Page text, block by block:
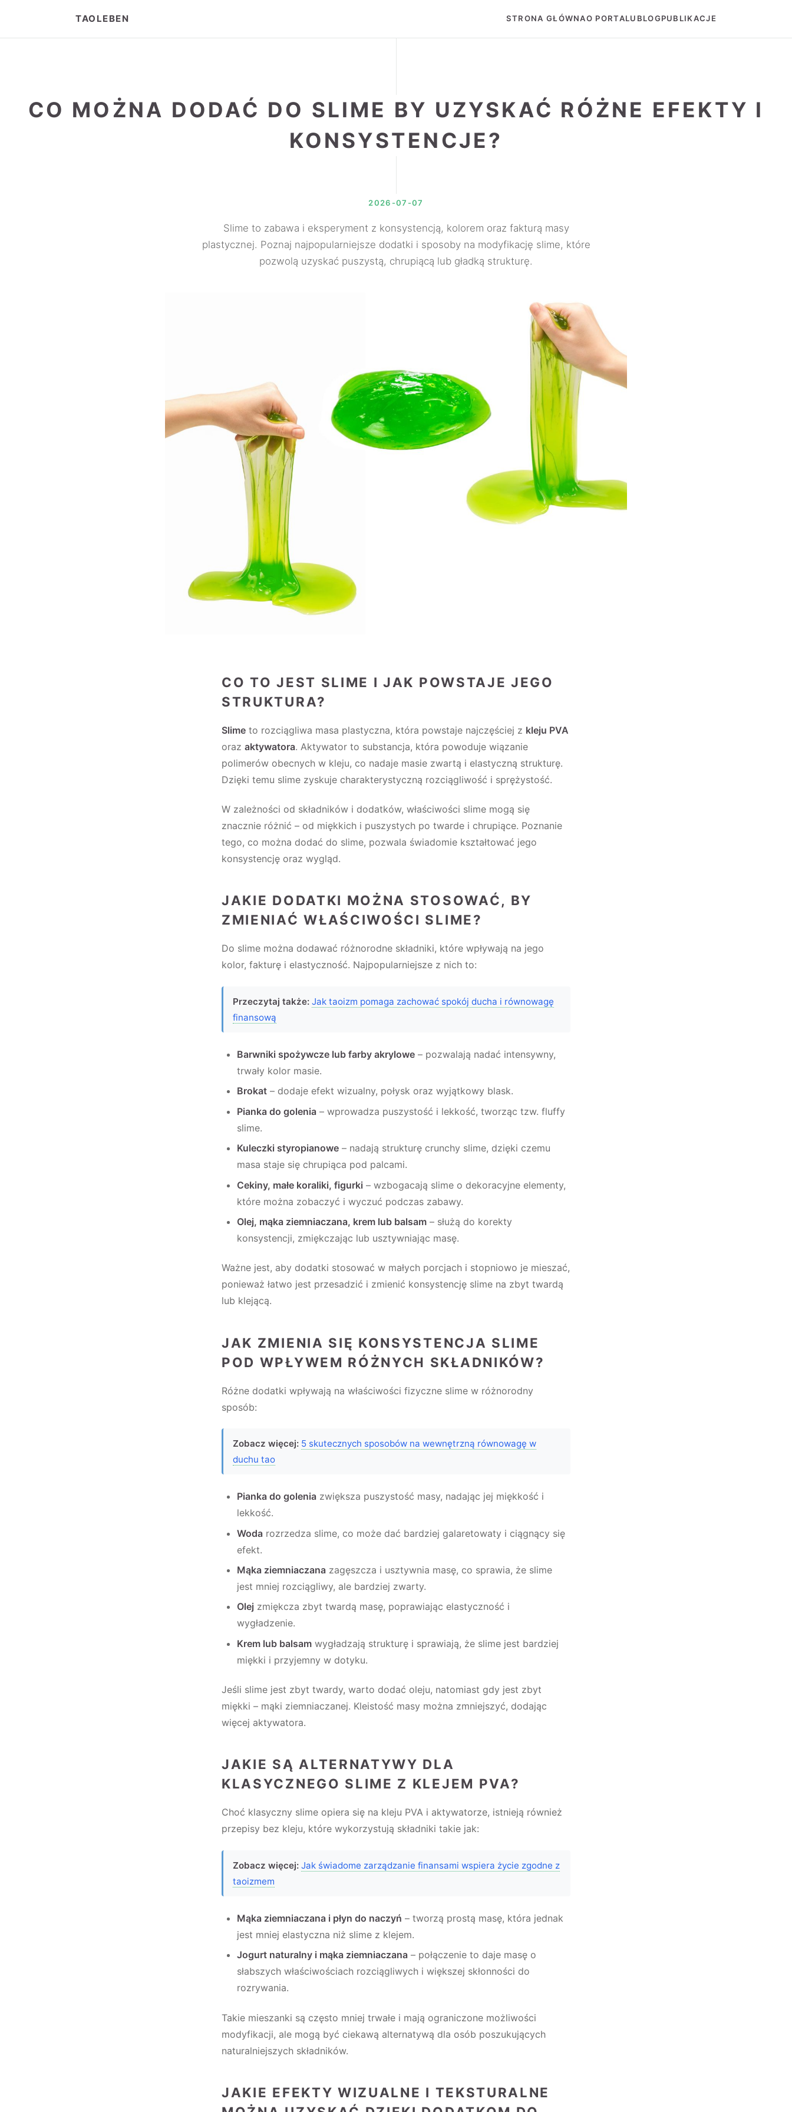
TAOLEBEN STRONA GŁÓWNAO PORTALU BLOGPUBLIKACJE
CO MOŻNA DODAĆ DO SLIME BY UZYSKAĆ RÓŻNE EFEKTY I
KONSYSTENCJE?
2026-07-07
Slime to zabawa i eksperyment z konsystencją, kolorem oraz fakturą masy
plastycznej. Poznaj najpopularniejsze dodatki i sposoby na modyfikację slime, które
pozwolą uzyskać puszystą, chrupiącą lub gładką strukturę.
CO TO JEST SLIME I JAK POWSTAJE JEGO
STRUKTURA?
Slime to rozciągliwa masa plastyczna, która powstaje najczęściej z kleju PVA
oraz aktywatora. Aktywator to substancja, która powoduje wiązanie
polimerów obecnych w kleju, co nadaje masie zwartą i elastyczną strukturę.
Dzięki temu slime zyskuje charakterystyczną rozciągliwość i sprężystość.
W zależności od składników i dodatków, właściwości slime mogą się
znacznie różnić – od miękkich i puszystych po twarde i chrupiące. Poznanie
tego, co można dodać do slime, pozwala świadomie kształtować jego
konsystencję oraz wygląd.
JAKIE DODATKI MOŻNA STOSOWAĆ, BY
ZMIENIAĆ WŁAŚCIWOŚCI SLIME?
Do slime można dodawać różnorodne składniki, które wpływają na jego
kolor, fakturę i elastyczność. Najpopularniejsze z nich to:
Przeczytaj także: Jak taoizm pomaga zachować spokój ducha i równowagę
finansową
Barwniki spożywcze lub farby akrylowe– pozwalają nadać intensywny,
trwały kolor masie.
Brokat– dodaje efekt wizualny, połysk oraz wyjątkowy blask.
Pianka do golenia– wprowadza puszystość i lekkość, tworząc tzw. fluffy
slime.
Kuleczki styropianowe– nadają strukturę crunchy slime, dzięki czemu
masa staje się chrupiąca pod palcami.
Cekiny, małe koraliki, figurki – wzbogacają slime o dekoracyjne elementy,
które można zobaczyć i wyczuć podczas zabawy.
Olej, mąka ziemniaczana, krem lub balsam– służą do korekty
konsystencji, zmiękczając lub usztywniając masę.
Ważne jest, aby dodatki stosować w małych porcjach i stopniowo je mieszać,
ponieważ łatwo jest przesadzić i zmienić konsystencję slime na zbyt twardą
lub klejącą.
JAK ZMIENIA SIĘ KONSYSTENCJA SLIME
POD WPŁYWEM RÓŻNYCH SKŁADNIKÓW?
Różne dodatki wpływają na właściwości fizyczne slime w różnorodny
sposób:
Zobacz więcej: 5 skutecznych sposobów na wewnętrzną równowagę w
duchu tao
Pianka do goleniazwiększa puszystość masy, nadając jej miękkość i
lekkość.
Wodarozrzedza slime, co może dać bardziej galaretowaty i ciągnący się
efekt.
Mąka ziemniaczanazagęszcza i usztywnia masę, co sprawia, że slime
jest mniej rozciągliwy, ale bardziej zwarty.
Olej zmiękcza zbyt twardą masę, poprawiając elastyczność i
wygładzenie.
Krem lub balsamwygładzają strukturę i sprawiają, że slime jest bardziej
miękki i przyjemny w dotyku.
Jeśli slime jest zbyt twardy, warto dodać oleju, natomiast gdy jest zbyt
miękki – mąki ziemniaczanej. Kleistość masy można zmniejszyć, dodając
więcej aktywatora.
JAKIE SĄ ALTERNATYWY DLA
KLASYCZNEGO SLIME Z KLEJEM PVA?
Choć klasyczny slime opiera się na kleju PVA i aktywatorze, istnieją również
przepisy bez kleju, które wykorzystują składniki takie jak:
Zobacz więcej: Jak świadome zarządzanie finansami wspiera życie zgodne z
taoizmem
Mąka ziemniaczana i płyn do naczyń – tworzą prostą masę, która jednak
jest mniej elastyczna niż slime z klejem.
Jogurt naturalny i mąka ziemniaczana– połączenie to daje masę o
słabszych właściwościach rozciągliwych i większej skłonności do
rozrywania.
Takie mieszanki są często mniej trwałe i mają ograniczone możliwości
modyfikacji, ale mogą być ciekawą alternatywą dla osób poszukujących
naturalniejszych składników.
JAKIE EFEKTY WIZUALNE I TEKSTURALNE